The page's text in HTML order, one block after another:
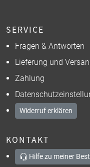
SERVICE
Fragen & Antworten
Lieferung und
Zahlung
Widerruf erklären
KONTAKT
Hilfe zu meiner